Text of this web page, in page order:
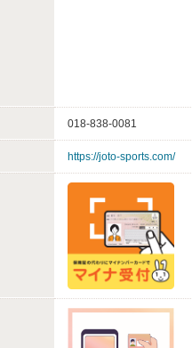
018-838-0081
https://joto-sports.com/